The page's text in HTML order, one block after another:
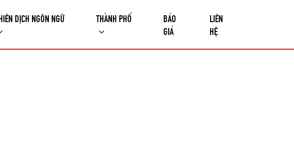
DỊCH NGÔN NGỮ THÀNH PHỐ
BÁO
GIÁ
LIÊN
HỆ